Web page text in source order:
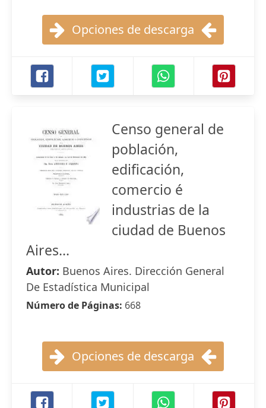
Opciones de descarga
Censo general de
población,
edificación,
comercio é
industrias de la
ciudad de Buenos
Aires...
Autor: Buenos Aires. Dirección General
De Estadística Municipal
Número de Páginas: 668
Opciones de descarga